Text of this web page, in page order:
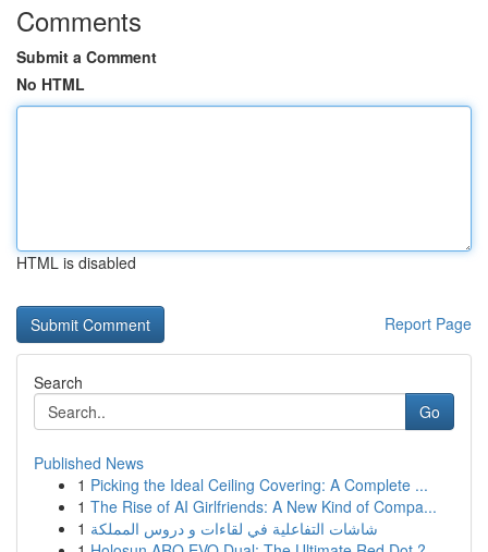
Comments
Submit a Comment
No HTML
HTML is disabled
Report Page
Search
Go
Published News
1 Picking the Ideal Ceiling Covering: A Complete ...
1 The Rise of AI Girlfriends: A New Kind of Compa...
1 شاشات التفاعلية في لقاءات و دروس المملكة